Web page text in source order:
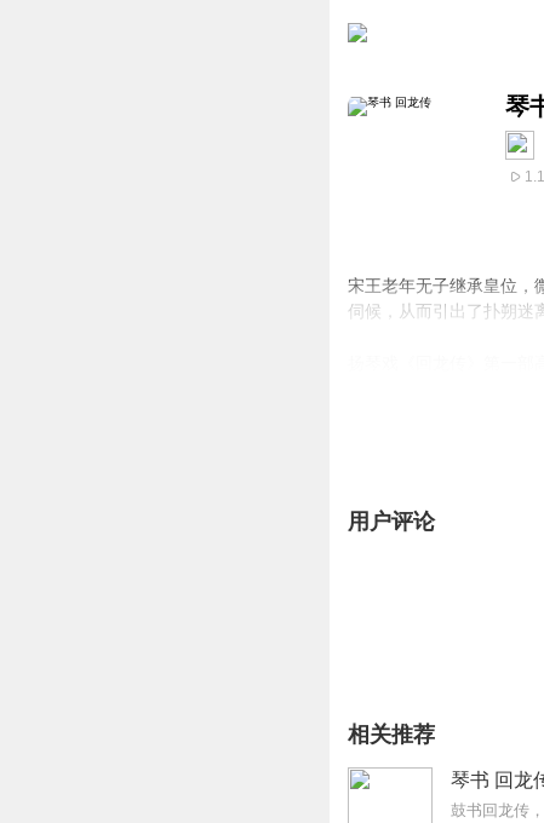
琴
宋王老年无子继承皇位，
伺候，从而引出了扑朔迷
扬琴戏《回龙传》第一
用户评论
相关推荐
琴书 回龙